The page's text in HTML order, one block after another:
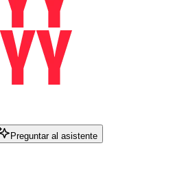
Preguntar al asistente